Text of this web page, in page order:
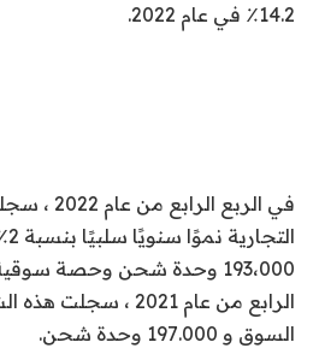
14.2٪ في عام 2022.
في الربع
السوق و 197.000 وحدة شحن.